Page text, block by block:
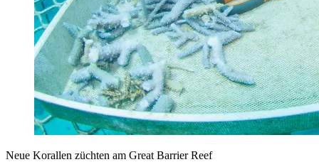
Neue Korallen züchten am Great Barrier Reef